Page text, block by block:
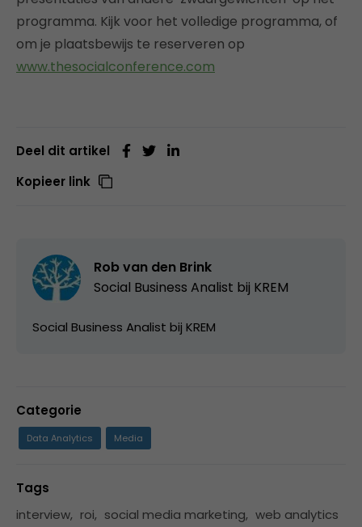
programma. Kijk voor het volledige programma, of
om je plaatsbewijs te reserveren op
www.thesocialconference.com
Deel dit artikel
Kopieer link
Rob van den Brink
Social Business Analist bij KREM
Social Business Analist bij KREM
Categorie
Data Analytics Media
Tags
interview, roi, social media marketing, web analytics